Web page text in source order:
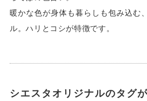
暖かな色が身体も暮らしも包み込む
ル。ハリとコシが特徴です。
シエスタオリジナルのタグ